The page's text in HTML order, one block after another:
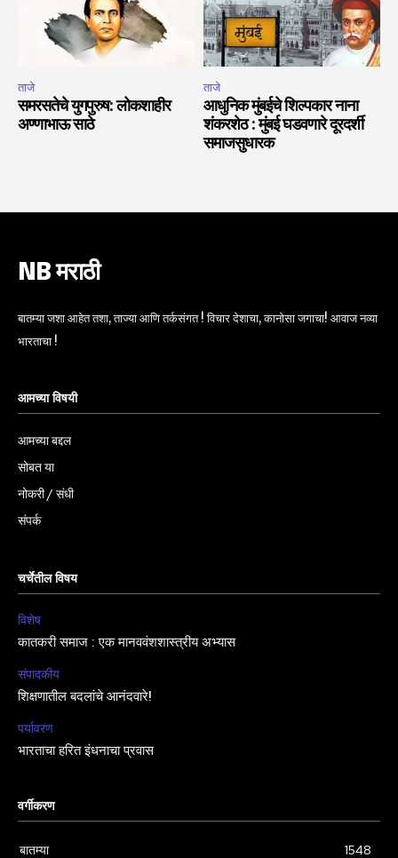
ताजे
समरसतेचे युगपुरुष: लोकशाहीर
अण्णाभाऊ साठे
ताजे
आधुनिक मुंबईचे शिल्पकार नाना
शंकरशेठ : मुंबई घडवणारे दूरदर्शी
समाजसुधारक
NB मराठी
बातम्या जशा आहेत तशा, ताज्या आणि तर्कसंगत ! विचार देशाचा, कानोसा जगाचा! आवाज नव्या
भारताचा !
आमच्या विषयी
आमच्या बद्दल
सोबत या
नोकरी / संधी
संपर्क
चर्चेतील विषय
विशेष
कातकरी समाज : एक मानववंशशास्त्रीय अभ्यास
संपादकीय
शिक्षणातील बदलांचे आनंदवारे!
पर्यावरण
भारताचा हरित इंधनाचा प्रवास
वर्गीकरण
बातम्या 1548